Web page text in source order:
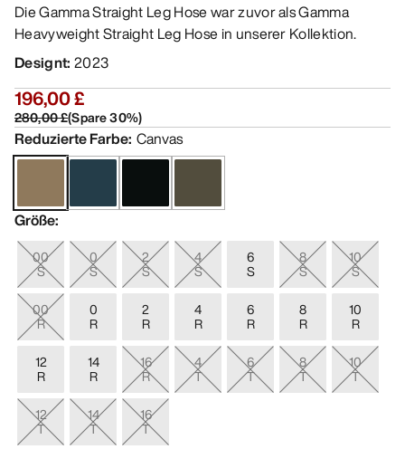
Die Gamma Straight Leg Hose war zuvor als Gamma
Heavyweight Straight Leg Hose in unserer Kollektion.
Designt: 2023
196,00 £
280,00 £(Spare30%)
Reduzierte Farbe: Canvas
Größe:
00
S
0
S
2
S
4
S
6
S
8
S
10
S
00
R
0
R
2
R
4
R
6
R
8
R
10
R
12
R
14
R
16
R
4
T
6
T
8
T
10
T
12
T
14
T
16
T